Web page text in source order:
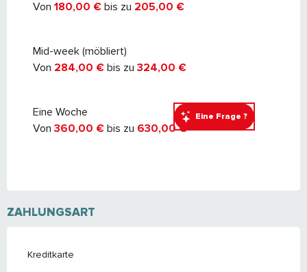
Eine Frage ?
Von 180,00 € bis zu 205,00 €
Mid-week (möbliert)
Von 284,00 € bis zu 324,00 €
Eine Woche
Von 360,00 € bis zu 630,00 €
ZAHLUNGSART
Kreditkarte